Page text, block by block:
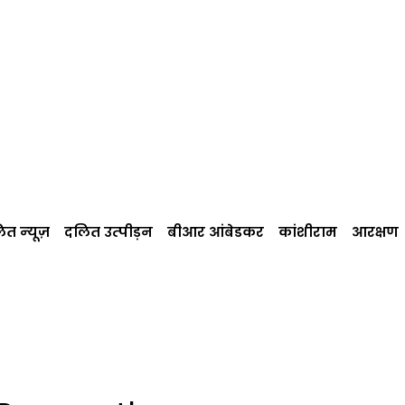
न्‍यूज़ दलित उत्‍पीड़न बीआर आंबेडकर कांशीराम आरक्षण